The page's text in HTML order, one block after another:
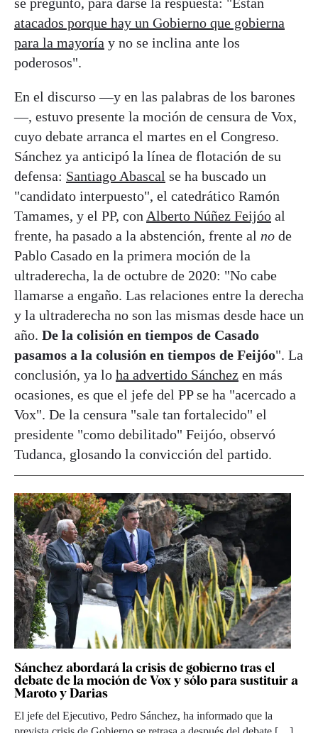
atacados porque hay un Gobierno que gobierna
para la mayoría y no se inclina ante los
poderosos".
En el discurso —y en las palabras de los barones
—, estuvo presente la moción de censura de Vox,
cuyo debate arranca el martes en el Congreso.
Sánchez ya anticipó la línea de flotación de su
defensa: Santiago Abascal se ha buscado un
"candidato interpuesto", el catedrático Ramón
Tamames, y el PP, con Alberto Núñez Feijóo al
frente, ha pasado a la abstención, frente al no de
Pablo Casado en la primera moción de la
ultraderecha, la de octubre de 2020: "No cabe
llamarse a engaño. Las relaciones entre la derecha
y la ultraderecha no son las mismas desde hace un
año. De la colisión en tiempos de Casado
pasamos a la colusión en tiempos de Feijóo". La
conclusión, ya lo ha advertido Sánchez en más
ocasiones, es que el jefe del PP se ha "acercado a
Vox". De la censura "sale tan fortalecido" el
presidente "como debilitado" Feijóo, observó
Tudanca, glosando la convicción del partido.
Sánchez abordará la crisis de gobierno tras el
debate de la moción de Vox y sólo para sustituir a
Maroto y Darias
El jefe del Ejecutivo, Pedro Sánchez, ha informado que la